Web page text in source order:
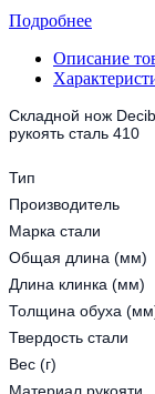
Подробнее
Описание
Складной нож
рукоять сталь 410
Тип
Производитель
Марка стали
Общая длина (мм)
Длина клинка (мм)
Толщина обуха
Твердость стали
Вес (г)